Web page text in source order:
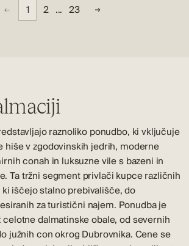
1 2 ... 23
raznoliko ponudbo, ki vključuje
hiše v zgodovinskih jedrih, moderne
conah in luksuzne vile s bazeni in
Ta tržni segment privlači kupce različnih
iščejo stalno prebivališče, do
za turistični najem. Ponudba je
celotne dalmatinske obale, od severnih
južnih con okrog Dubrovnika. Cene se